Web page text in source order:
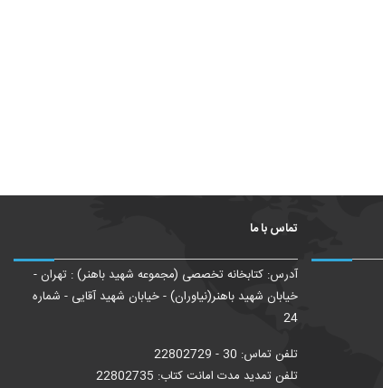
تماس با ما
آدرس: کتابخانه تخصصی (مجموعه شهید باهنر) : تهران -
خیابان شهید باهنر(نیاوران) - خیابان شهید آقایی - شماره
24
تلفن تماس: 30 - 22802729
تلفن تمدید مدت امانت کتاب: 22802735